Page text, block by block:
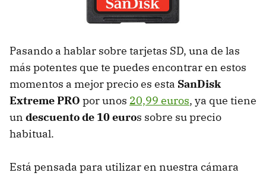
Pasando a hablar sobre tarjetas SD, una de las
más potentes que te puedes encontrar en estos
momentos a mejor precio es esta SanDisk
Extreme PRO por unos 20,99 euros, ya que tiene
un descuento de 10 euros sobre su precio
habitual.
Está pensada para utilizar en nuestra cámara